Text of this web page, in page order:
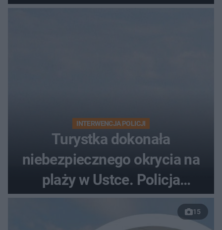
INTERWENCJA POLICJI
Turystka dokonała
niebezpiecznego okrycia na
plaży w Ustce. Policja
musiała zamknąć odcinek
wybrzeża
15